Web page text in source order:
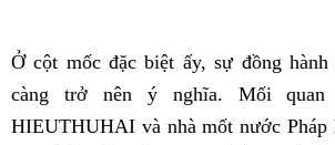
Ở cột mốc đặc biệt ấy, sự đồng
càng trở nên ý nghĩa. Mối
HIEUTHUHAI và nhà mốt nước Pháp